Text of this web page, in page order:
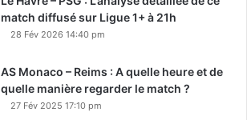
match diffusé sur Ligue 1+ à 21h
28 Fév 2026 14:40 pm
AS Monaco – Reims : A quelle heure et de
quelle manière regarder le match ?
27 Fév 2025 17:10 pm